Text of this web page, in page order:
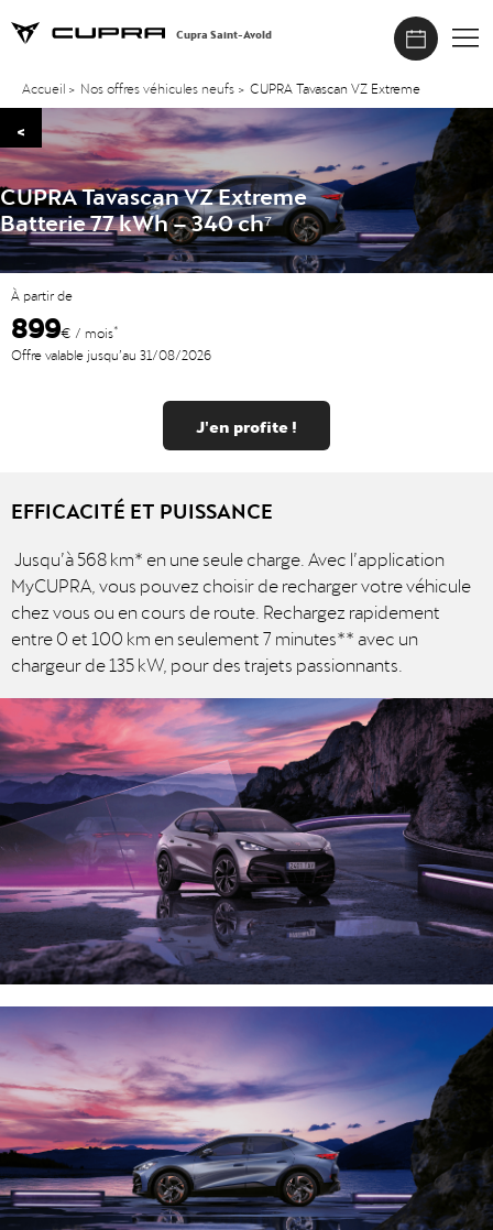
Cupra Saint-Avold
Accueil > Nos offres véhicules neufs > CUPRA Tavascan VZ Extreme
<
CUPRA Tavascan VZ Extreme
Batterie 77 kWh – 340 ch⁷
À partir de
899€ / mois*
Offre valable jusqu’au 31/08/2026
J'en profite !
EFFICACITÉ ET PUISSANCE
Jusqu’à 568 km* en une seule charge. Avec l’application
MyCUPRA, vous pouvez choisir de recharger votre véhicule
chez vous ou en cours de route. Rechargez rapidement
entre 0 et 100 km en seulement 7 minutes** avec un
chargeur de 135 kW, pour des trajets passionnants.